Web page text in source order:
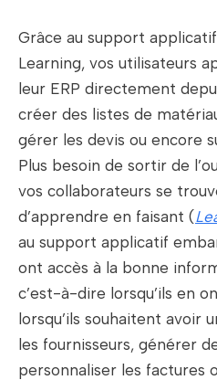
Grâce au support
Learning, vos utilisateurs
leur ERP directement
créer des listes de
gérer les devis ou encore
Plus besoin de sortir de
vos collaborateurs se
d’apprendre en faisant (
au support applicatif
ont accès à la bonne
c’est-à-dire lorsqu’ils en
lorsqu’ils souhaitent avoir
les fournisseurs, générer
personnaliser les factures